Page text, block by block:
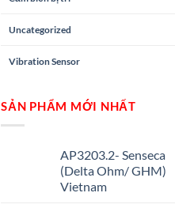
Uncategorized
Vibration Sensor
SẢN PHẨM MỚI NHẤT
AP3203.2- Senseca
(Delta Ohm/ GHM)
Vietnam